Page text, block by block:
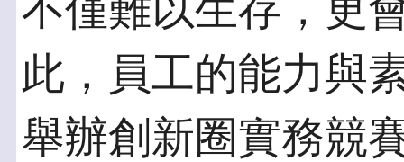
不僅難以生存，更
此，員工的能力與
舉辦創新圈實務競